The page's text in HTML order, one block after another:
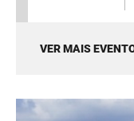
VER MAIS